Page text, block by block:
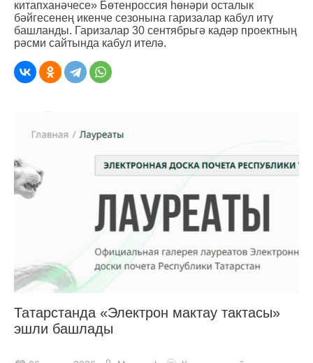
китапханәчесе» Бөтенроссия һөнәри осталык
бәйгесенең икенче сезонына гаризалар кабул итү
башланды. Гаризалар 30 сентябрьгә кадәр проектның
рәсми сайтында кабул ителә.
Татарстанда «Электрон мактау тактасы»
эшли башлады